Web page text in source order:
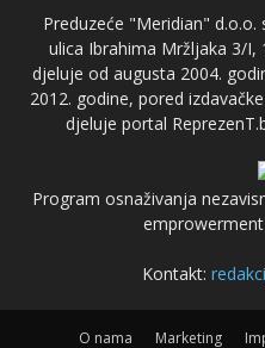
Preduzeće "Meridian"
ulica Ibrahima Mržljaka 3/I,
djeluje od augusta 2004.
2012. godine, pored
djeluje portal
Program osnaživanja
Kontakt:
O nama Marketing